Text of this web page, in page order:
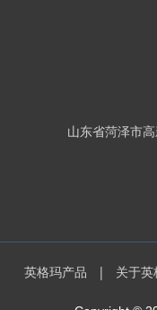
山东省菏泽市
英格玛产品 | 关于英